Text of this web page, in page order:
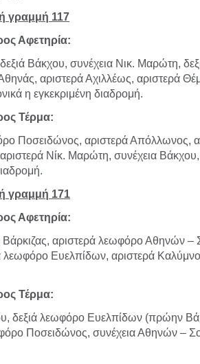
γραμμή 117
Αφετηρία:
Βάκχου, συνέχεια Νικ. Μαρώτη,
αριστερά Αχιλλέως, αριστερά
η εγκεκριμένη διαδρομή.
Τέρμα:
Ποσειδώνος, αριστερά Απόλλωνος,
Νίκ. Μαρώτη, συνέχεια
γραμμή 171
Αφετηρία:
αριστερά λεωφόρο Αθηνών –
λεωφόρο Ευελπίδων, αριστερά
Τέρμα:
δεξιά λεωφόρο Ευελπίδων (πρώην
Ποσειδώνος, συνέχεια Αθηνών –